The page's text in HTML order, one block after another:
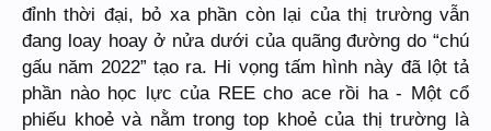
đỉnh thời đại, bỏ xa phần còn lại của thị trường vẫn
đang loay hoay ở nửa dưới của quãng đường do “chú
gấu năm 2022” tạo ra. Hi vọng tấm hình này đã lột tả
phần nào học lực của REE cho ace rồi ha - Một cổ
phiếu khoẻ và nằm trong top khoẻ của thị trường là